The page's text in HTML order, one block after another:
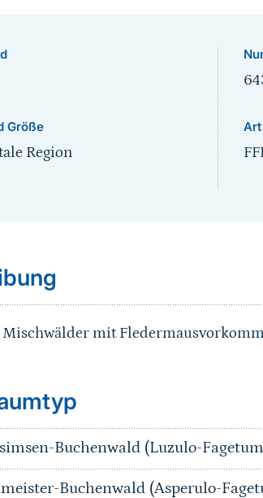
Größe
Region
Art
mit
Buchenwald (Luzulo-
Buchenwald (Asperulo-